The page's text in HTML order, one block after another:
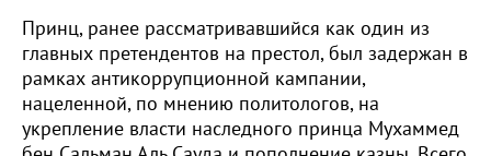
Принц, ранее рассматривавшийся как один из
главных претендентов на престол, был задержан в
рамках антикоррупционной кампании,
нацеленной, по мнению политологов, на
укрепление власти наследного принца Мухаммед